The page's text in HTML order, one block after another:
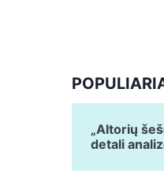
„Altorių
detali